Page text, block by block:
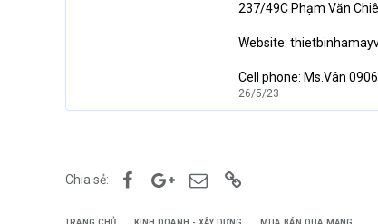
237/49C Phạm Văn
Website:
Cell phone: Ms.Vân
26/5/23
Chia sẻ: FacebookGoogle+Email